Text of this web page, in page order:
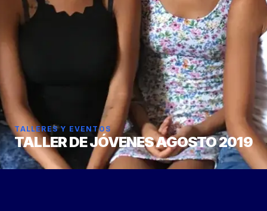
TALLERES Y EVENTOS
TALLER DE JÓVENES AGOSTO 2019